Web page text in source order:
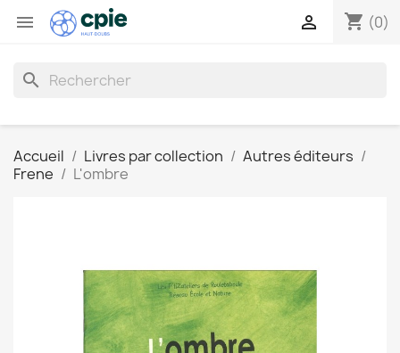
 shopping_cart (0)

search
Accueil Livres par collection
Autres éditeurs
Frene
L'ombre